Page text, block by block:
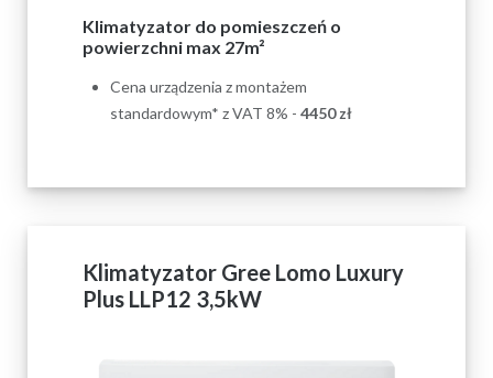
Klimatyzator do pomieszczeń o
powierzchni max 27m²
Cena urządzenia z montażem
standardowym* z VAT 8% - 4450zł
Klimatyzator Gree Lomo Luxury
Plus LLP12 3,5kW